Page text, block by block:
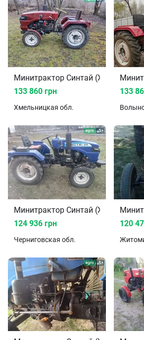
Минитрактор Синтай (XINGTAI)
133 860 грн
Хмельницкая обл.
133
Минитрактор Синтай (XINGTAI)
124 936 грн
Черниговская обл.
120